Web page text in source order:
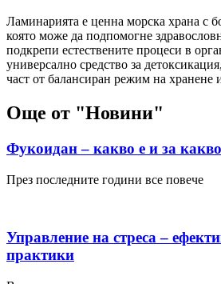
Ламинарията е ценна морска храна с
която може да подпомогне
подкрепи естествените процеси в
универсално средство за
част от балансиран режим на хранене
Още от "Новини"
Фукоидан – какво е и за
През последните години все повече
Управление на стреса –
практики